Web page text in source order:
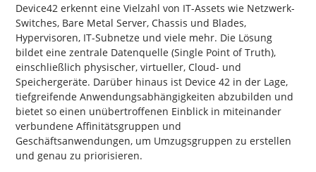
Device42 erkennt eine Vielzahl von IT-Assets wie Netzwerk-
Switches, Bare Metal Server, Chassis und Blades,
Hypervisoren, IT-Subnetze und viele mehr. Die Lösung
bildet eine zentrale Datenquelle (Single Point of Truth),
einschließlich physischer, virtueller, Cloud- und
Speichergeräte. Darüber hinaus ist Device 42 in der Lage,
tiefgreifende Anwendungsabhängigkeiten abzubilden und
bietet so einen unübertroffenen Einblick in miteinander
verbundene Affinitätsgruppen und
Geschäftsanwendungen, um Umzugsgruppen zu erstellen
und genau zu priorisieren.